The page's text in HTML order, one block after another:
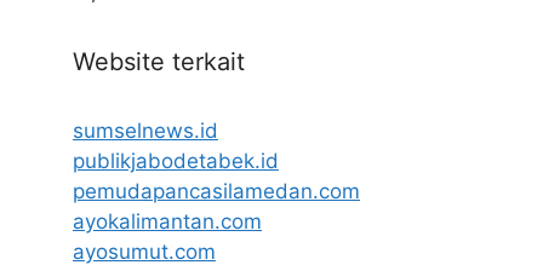
Website terkait
sumselnews.id
publikjabodetabek.id
pemudapancasilamedan.com
ayokalimantan.com
ayosumut.com